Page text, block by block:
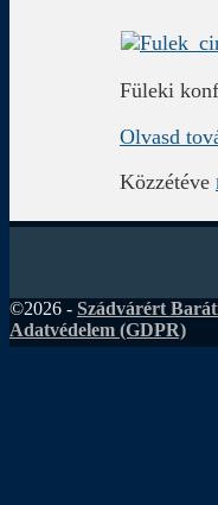
Füleki
Olvasd
Közzétéve
©2026 - Szádvárért
Adatvédelem (GDPR)